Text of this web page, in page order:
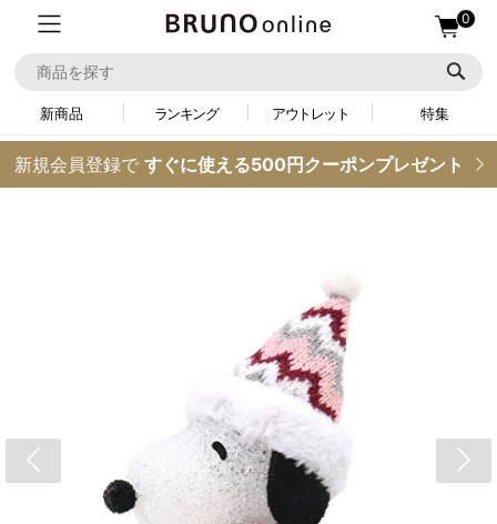
0
新商品 ランキング アウトレット 特集
新規会員登録で すぐに使える500円クーポンプレゼント